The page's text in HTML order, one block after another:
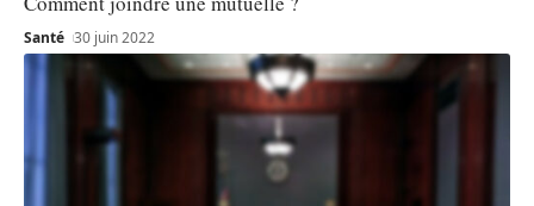
Santé 30 juin 2022